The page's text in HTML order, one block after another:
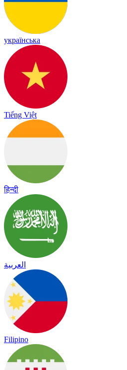
українська
Tiếng Việt
हिन्दी
العربية
Filipino